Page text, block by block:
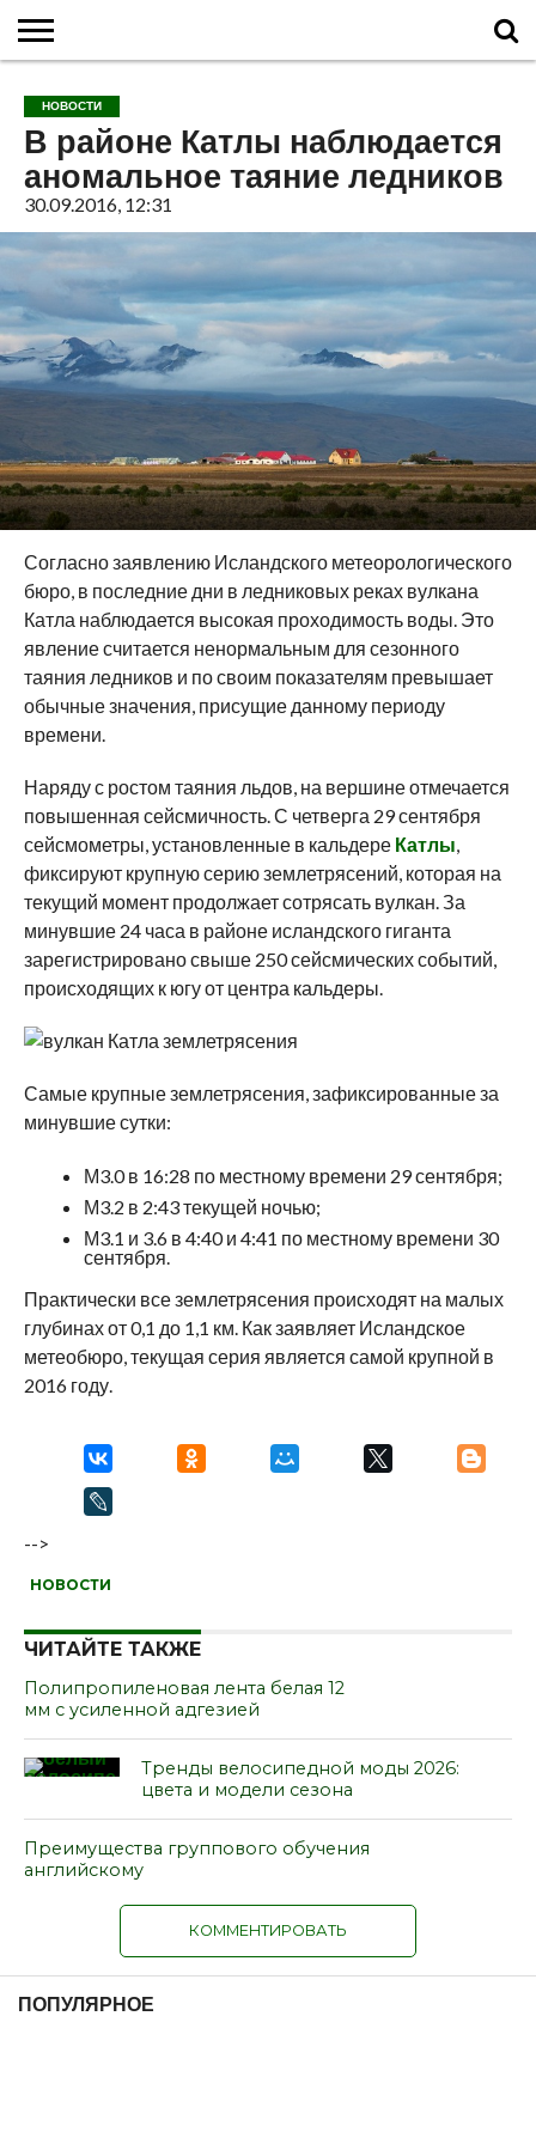
О
ВУЛКАНАХ
ВУЛКАНЫ
МИРА
КАЛЬДЕРЫ
НОВОСТИ
ФАКТЫ
ИСТОРИЯ
МОНИТОРИНГ
ВИДЕО
ТУРИСТАМ
О
САЙТЕ
КАРТА
САЙТА
КОНТАКТЫ
НОВОСТИ
В районе Катлы наблюдается
аномальное таяние ледников
30.09.2016, 12:31
Согласно заявлению Исландского метеорологического
бюро, в последние дни в ледниковых реках вулкана
Катла наблюдается высокая проходимость воды.Это
явление считается ненормальным для сезонного
таяния ледников и по своим показателям превышает
обычные значения, присущие данному периоду
времени.
Наряду с ростом таяния льдов, на вершине отмечается
повышенная сейсмичность. С четверга 29 сентября
сейсмометры, установленные в кальдере Катлы,
фиксируют крупную серию землетрясений, которая на
текущий момент продолжает сотрясать вулкан. За
минувшие 24 часа в районе исландского гиганта
зарегистрировано свыше 250 сейсмических событий,
происходящих к югу от центра кальдеры.
Самые крупные землетрясения, зафиксированные за
минувшие сутки:
М3.0 в 16:28 по местному времени 29 сентября;
М3.2 в 2:43 текущей ночью;
М3.1 и 3.6 в 4:40 и 4:41 по местному времени 30
сентября.
Практически все землетрясения происходят на малых
глубинах от 0,1 до 1,1 км. Как заявляет Исландское
метеобюро, текущая серия является самой крупной в
2016 году.
-->
НОВОСТИ
ЧИТАЙТЕ ТАКЖЕ
Полипропиленовая лента белая 12
мм с усиленной адгезией
Тренды велосипедной моды 2026:
цвета и модели сезона
Преимущества группового обучения
английскому
КОММЕНТИРОВАТЬ
ПОПУЛЯРНОЕ